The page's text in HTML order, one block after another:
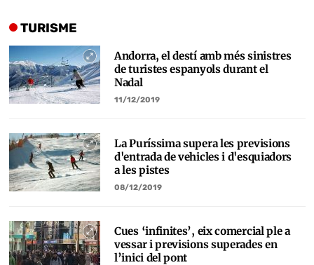
TURISME
Andorra, el destí amb més sinistres
de turistes espanyols durant el
Nadal
11/12/2019
La Puríssima supera les previsions
d'entrada de vehicles i d'esquiadors
a les pistes
08/12/2019
Cues ‘infinites’, eix comercial ple a
vessar i previsions superades en
l’inici del pont